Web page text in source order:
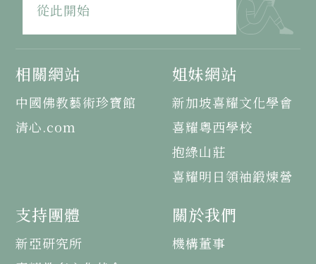
從此開始
相關網站
中國佛教藝術珍寶館
清心.com
姐妹網站
新加坡喜耀文化學會
喜耀粵西學校
抱綠山莊
喜耀明日領袖鍛煉營
支持團體
新亞研究所
關於我們
機構董事